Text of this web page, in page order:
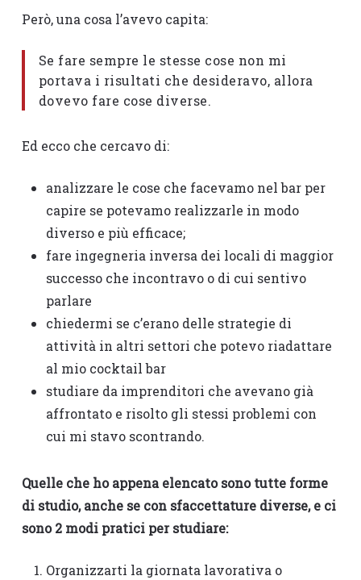
Però, una cosa l’avevo capita:
Se fare sempre le stesse cose non mi
portava i risultati che desideravo, allora
dovevo fare cose diverse.
Ed ecco che cercavo di:
analizzare le cose che facevamo nel bar per
capire se potevamo realizzarle in modo
diverso e più efficace;
fare ingegneria inversa dei locali di maggior
successo che incontravo o di cui sentivo
parlare
chiedermi se c’erano delle strategie di
attività in altri settori che potevo riadattare
al mio cocktail bar
studiare da imprenditori che avevano già
affrontato e risolto gli stessi problemi con
cui mi stavo scontrando.
Quelle che ho appena elencato sono tutte forme
di studio, anche se con sfaccettature diverse, e ci
sono 2 modi pratici per studiare:
Organizzarti la giornata lavorativa o